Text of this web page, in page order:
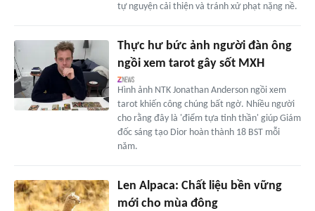
tự nguyện cải thiện và tránh xử phạt nặng nề.
Thực hư bức ảnh người đàn ông
ngồi xem tarot gây sốt MXH
Hình ảnh NTK Jonathan Anderson ngồi xem
tarot khiến công chúng bất ngờ. Nhiều người
cho rằng đây là 'điểm tựa tinh thần' giúp Giám
đốc sáng tạo Dior hoàn thành 18 BST mỗi
năm.
Len Alpaca: Chất liệu bền vững
mới cho mùa đông